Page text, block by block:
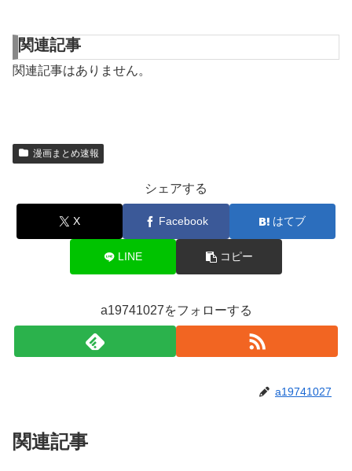
関連記事
関連記事はありません。
漫画まとめ速報
シェアする
X Facebook はてブ
LINE コピー
a19741027をフォローする
a19741027
関連記事